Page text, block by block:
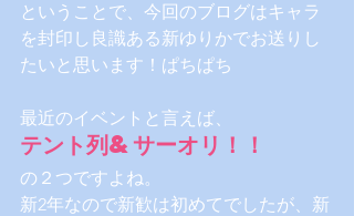
ということで、今回のブログはキャラ
を封印し良識ある新ゆりかでお送りし
たいと思います！ぱちぱち
最近のイベントと言えば、
テント列&サーオリ！！
の２つですよね。
新2年なので新歓は初めてでしたが、新